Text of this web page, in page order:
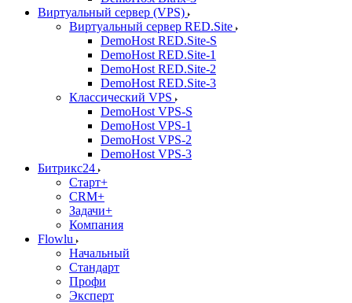
Виртуальный сервер (VPS)
Виртуальный сервер RED.Site
DemoHost RED.Site-S
DemoHost RED.Site-1
DemoHost RED.Site-2
DemoHost RED.Site-3
Классический VPS
DemoHost VPS-S
DemoHost VPS-1
DemoHost VPS-2
DemoHost VPS-3
Битрикс24
Старт+
CRM+
Задачи+
Компания
Flowlu
Начальный
Стандарт
Профи
Эксперт